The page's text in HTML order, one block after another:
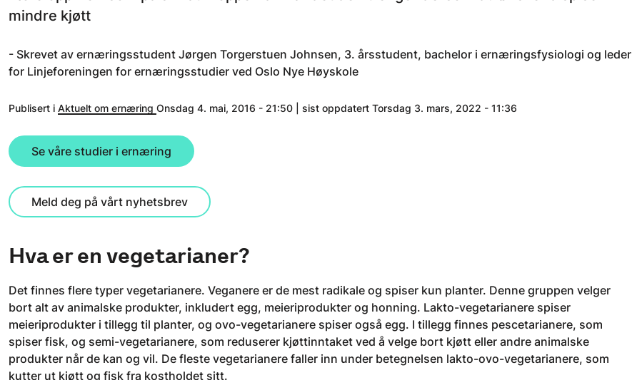
mindre kjøtt
- Skrevet av ernæringsstudent Jørgen Torgerstuen Johnsen, 3. årsstudent, bachelor i ernæringsfysiologi og leder
for Linjeforeningen for ernæringsstudier ved Oslo Nye Høyskole
Publisert i Aktuelt om ernæring Onsdag 4. mai, 2016 - 21:50 | sist oppdatert Torsdag 3. mars, 2022 - 11:36
Se våre studier i ernæring
Meld deg på vårt nyhetsbrev
Hva er en vegetarianer?
Det finnes flere typer vegetarianere. Veganere er de mest radikale og spiser kun planter. Denne gruppen velger
bort alt av animalske produkter, inkludert egg, meieriprodukter og honning. Lakto-vegetarianere spiser
meieriprodukter i tillegg til planter, og ovo-vegetarianere spiser også egg. I tillegg finnes pescetarianere, som
spiser fisk, og semi-vegetarianere, som reduserer kjøttinntaket ved å velge bort kjøtt eller andre animalske
produkter når de kan og vil. De fleste vegetarianere faller inn under betegnelsen lakto-ovo-vegetarianere, som
kutter ut kjøtt og fisk fra kostholdet sitt.